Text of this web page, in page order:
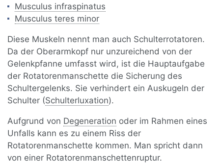
Musculus infraspinatus
Musculus teres minor
Diese Muskeln nennt man auch Schulterrotatoren.
Da der Oberarmkopf nur unzureichend von der
Gelenkpfanne umfasst wird, ist die Hauptaufgabe
der Rotatorenmanschette die Sicherung des
Schultergelenks. Sie verhindert ein Auskugeln der
Schulter (Schulterluxation).
Aufgrund von Degeneration oder im Rahmen eines
Unfalls kann es zu einem Riss der
Rotatorenmanschette kommen. Man spricht dann
von einer Rotatorenmanschettenruptur.